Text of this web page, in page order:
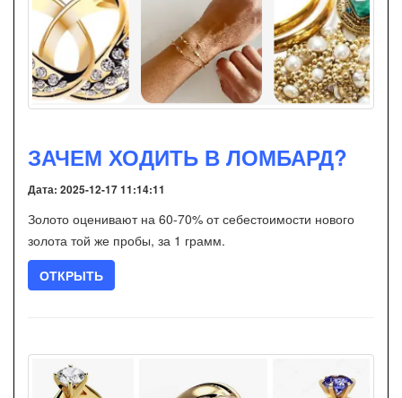
ЗАЧЕМ ХОДИТЬ В ЛОМБАРД?
Дата: 2025-12-17 11:14:11
Золото оценивают на 60-70% от себестоимости нового
золота той же пробы, за 1 грамм.
ОТКРЫТЬ